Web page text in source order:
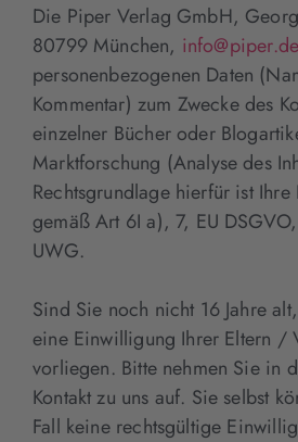
Die Piper Verlag GmbH,
80799 München, info@piper.de
personenbezogenen Daten
Kommentar) zum Zwecke des
einzelner Bücher oder
Marktforschung (Analyse des
Rechtsgrundlage hierfür ist
gemäß Art 6I a), 7, EU
UWG.
Sind Sie noch nicht 16 Jahre
eine Einwilligung Ihrer Eltern /
vorliegen. Bitte nehmen Sie in
Kontakt zu uns auf. Sie selbst
Fall keine rechtsgültige